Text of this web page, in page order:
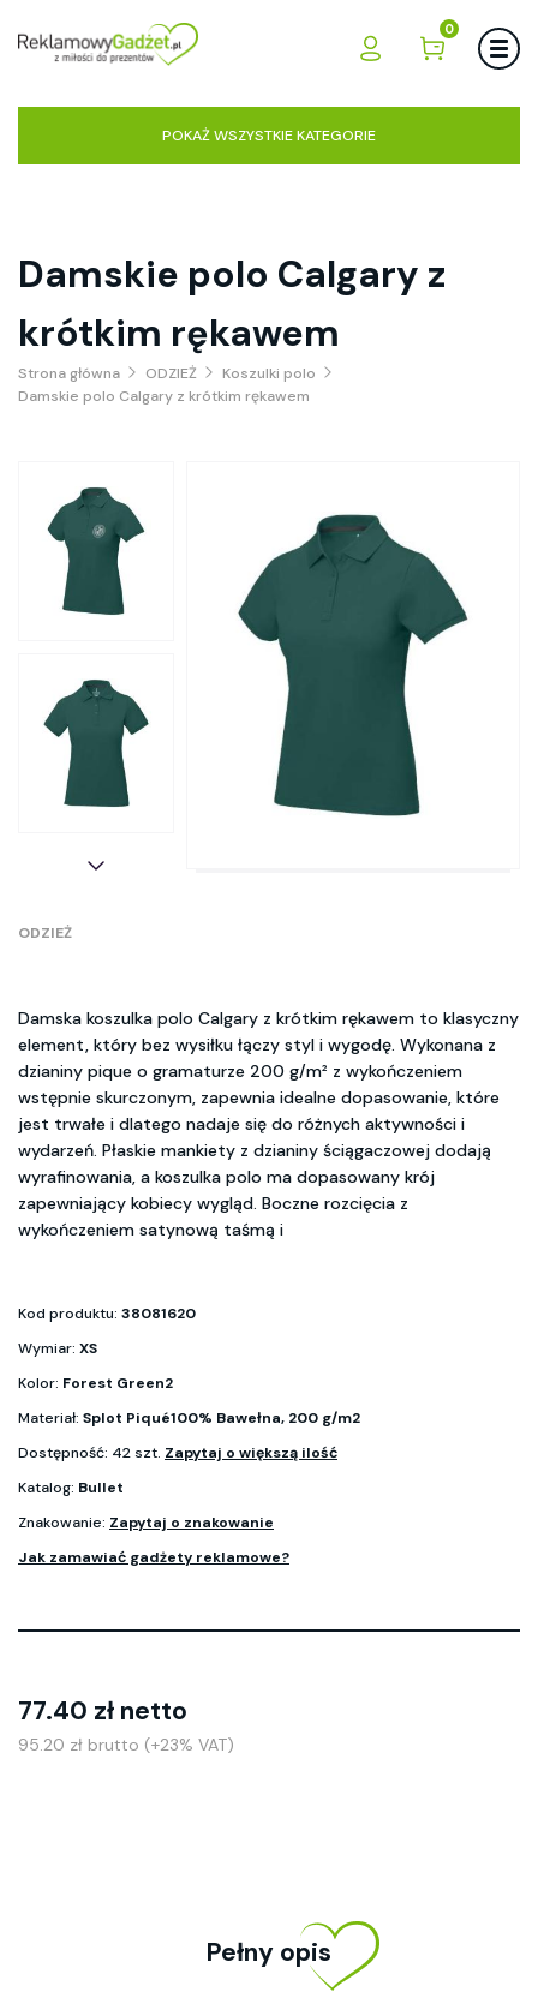
0
POKAŻ WSZYSTKIE KATEGORIE
Damskie polo Calgary z
krótkim rękawem
Strona główna ODZIEŻ
Koszulki polo
Damskie polo Calgary z krótkim rękawem
ODZIEŻ
Damska koszulka polo Calgary z krótkim rękawem to klasyczny
element, który bez wysiłku łączy styl i wygodę. Wykonana z
dzianiny pique o gramaturze 200 g/m² z wykończeniem
wstępnie skurczonym, zapewnia idealne dopasowanie, które
jest trwałe i dlatego nadaje się do różnych aktywności i
wydarzeń. Płaskie mankiety z dzianiny ściągaczowej dodają
wyrafinowania, a koszulka polo ma dopasowany krój
zapewniający kobiecy wygląd. Boczne rozcięcia z
wykończeniem satynową taśmą i
Kod produktu: 38081620
Wymiar: XS
Kolor: Forest Green2
Materiał: Splot Piqué100% Bawełna, 200 g/m2
Dostępność: 42 szt. Zapytaj o większą ilość
Katalog: Bullet
Znakowanie: Zapytaj o znakowanie
Jak zamawiać gadżety reklamowe?
77.40 zł netto
95.20 zł brutto (+23% VAT)
Pełny opis